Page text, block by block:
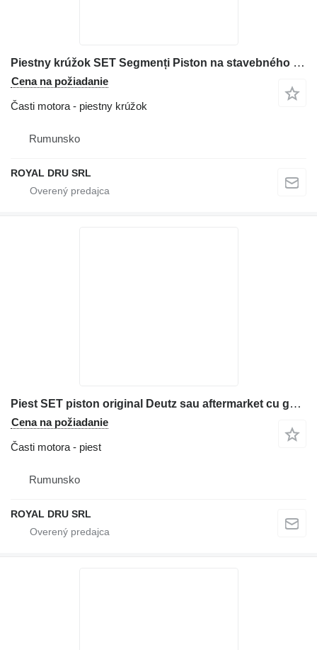
Piestny krúžok SET Segmenți Piston na stavebného stroja
Cena na požiadanie
Časti motora - piestny krúžok
Rumunsko
ROYAL DRU SRL
Piest SET piston original Deutz sau aftermarket cu garanție pentru motor D na stavebného stroja
Cena na požiadanie
Časti motora - piest
Rumunsko
ROYAL DRU SRL